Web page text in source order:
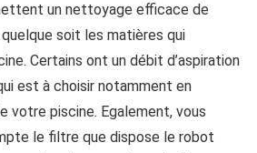
un nettoyage efficace de
soit les matières qui
Certains ont un débit d’aspiration
est à choisir notamment en
votre piscine. Egalement, vous
le filtre que dispose le robot